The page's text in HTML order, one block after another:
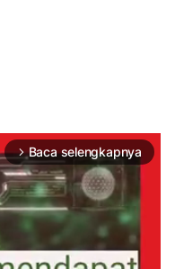
arrow_forward_ios Baca selengkapnya